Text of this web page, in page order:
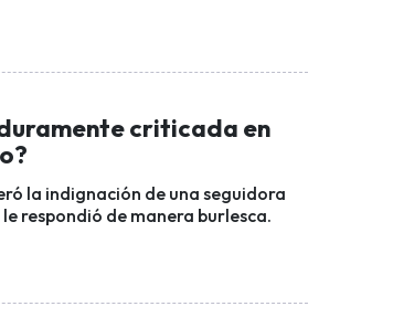
criticada en
la indignación de una seguidora
respondió de manera burlesca.